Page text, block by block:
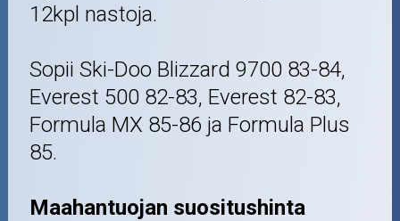
12kpl nastoja.
Sopii Ski-Doo Blizzard 9700 83-84,
Everest 500 82-83, Everest 82-83,
Formula MX 85-86 ja Formula Plus
85.
Maahantuojan suositushinta